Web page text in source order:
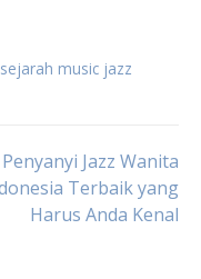
sejarah music jazz
Penyanyi Jazz Wanita
Terbaik yang
Harus Anda Kenal